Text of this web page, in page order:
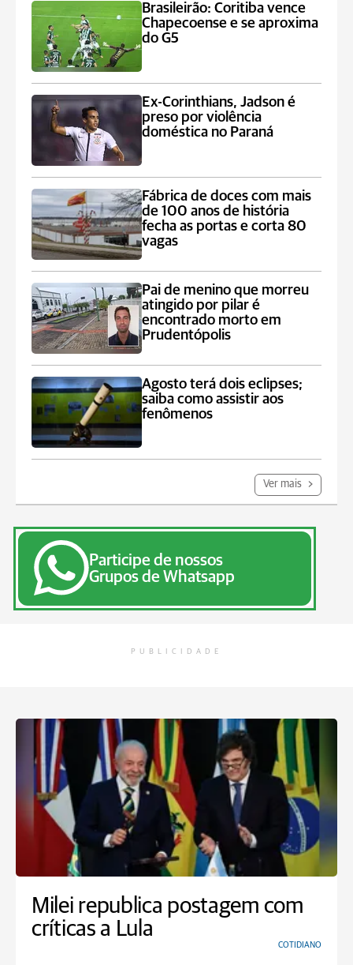
Brasileirão: Coritiba vence
Chapecoense e se aproxima
do G5
Ex-Corinthians, Jadson é
preso por violência
doméstica no Paraná
Fábrica de doces com mais
de 100 anos de história
fecha as portas e corta 80
vagas
Pai de menino que morreu
atingido por pilar é
encontrado morto em
Prudentópolis
Agosto terá dois eclipses;
saiba como assistir aos
fenômenos
Ver mais
Participe de nossos
Grupos de Whatsapp
PUBLICIDADE
Milei republica postagem com
críticas a Lula
COTIDIANO